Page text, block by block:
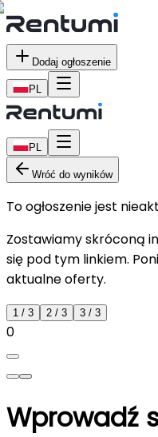
Dodaj ogłoszenie
PL
PL
Wróć do wyników
To ogłoszenie jest
Zostawiamy skróconą
się pod tym linkiem.
aktualne oferty.
1 / 3 2 / 3 3 / 3
0
Wprowadź